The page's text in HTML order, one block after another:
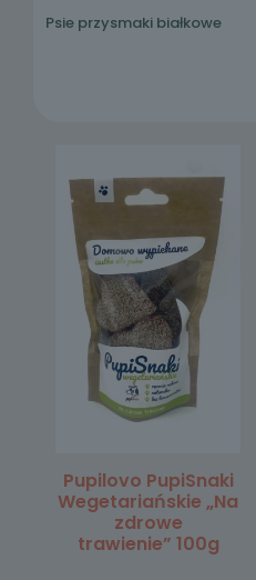
Psie przysmaki białkowe
Pupilovo PupiSnaki
Wegetariańskie „Na
zdrowe
trawienie” 100g